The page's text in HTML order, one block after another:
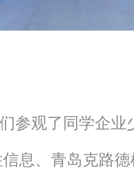
参观了同学企
息、青岛克路